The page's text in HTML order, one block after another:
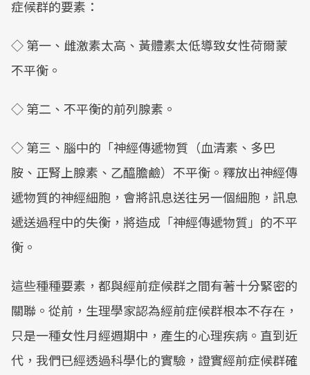
症候群的要素：
◇ 第一、雌激素太高、黃體素太低導致女性荷爾蒙
不平衡。
◇ 第二、不平衡的前列腺素。
◇ 第三、腦中的「神經傳遞物質（血清素、多巴
胺、正腎上腺素、乙醯膽鹼）不平衡。釋放出神經傳
遞物質的神經細胞，會將訊息送往另一個細胞，訊息
遞送過程中的失衡，將造成「神經傳遞物質」的不平
衡。
這些種種要素，都與經前症候群之間有著十分緊密的
關聯。從前，生理學家認為經前症候群根本不存在，
只是一種女性月經週期中，產生的心理疾病。直到近
代，我們已經透過科學化的實驗，證實經前症候群確